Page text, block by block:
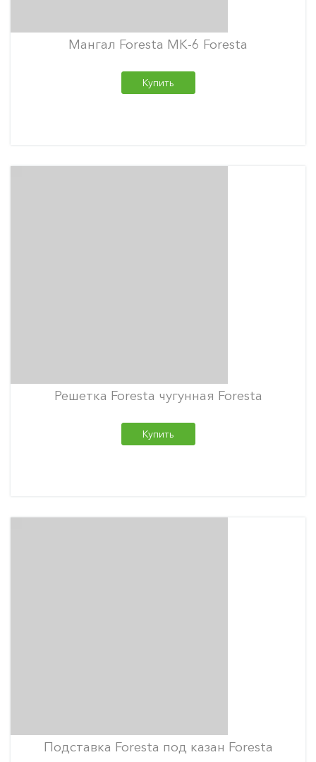
Мангал Foresta МК-6 Foresta
Купить
Решетка Foresta чугунная Foresta
Купить
Подставка Foresta под казан Foresta